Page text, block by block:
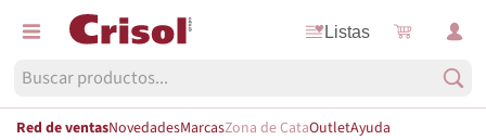
Listas
Red de ventasNovedadesMarcasZona de CataOutletAyuda